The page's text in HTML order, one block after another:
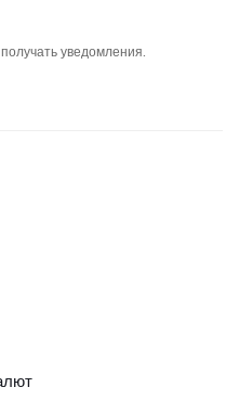
уведомления.